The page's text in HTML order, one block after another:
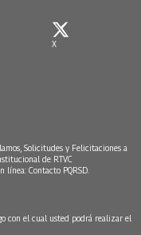
X
Solicitudes y Felicitaciones a
de RTVC
línea: Contacto PQRSD.
con el cual usted podrá realizar el